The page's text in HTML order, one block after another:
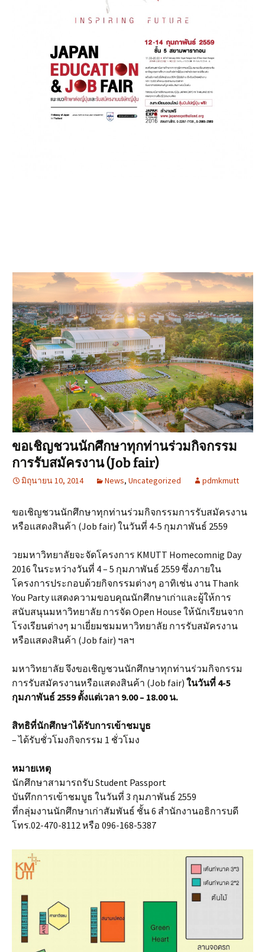
ขอเชิญชวนนักศึกษาทุกท่านร่วมกิจกรรม
การรับสมัครงาน (Job fair)
มิถุนายน 10, 2014 News, Uncategorized pdmkmutt
ขอเชิญชวนนักศึกษาทุกท่านร่วมกิจกรรมการรับสมัครงาน
หรือแสดงสินค้า (Job fair) ในวันที่ 4-5 กุมภาพันธ์ 2559
วยมหาวิทยาลัยจะจัดโครงการ KMUTT Homecomnig Day
2016 ในระหว่างวันที่ 4 – 5 กุมภาพันธ์ 2559 ซึ่งภายใน
โครงการประกอบด้วยกิจกรรมต่างๆ อาทิเช่น งาน Thank
You Party แสดงความขอบคุณนักศึกษาเก่าและผู้ให้การ
สนับสนุนมหาวิทยาลัย การจัด Open House ให้นักเรียนจาก
โรงเรียนต่างๆ มาเยี่ยมชมมหาวิทยาลัย การรับสมัครงาน
หรือแสดงสินค้า (Job fair) ฯลฯ
มหาวิทยาลัย จึงขอเชิญชวนนักศึกษาทุกท่านร่วมกิจกรรม
การรับสมัครงานหรือแสดงสินค้า (Job fair) ในวันที่ 4-5
กุมภาพันธ์ 2559 ตั้งแต่เวลา 9.00 – 18.00 น.
สิทธิที่นักศึกษาได้รับการเข้าชมบูธ
– ได้รับชั่วโมงกิจกรรม 1 ชั่วโมง
หมายเหตุ
นักศึกษาสามารถรับ Student Passport
บันทึกการเข้าชมบูธ ในวันที่ 3 กุมภาพันธ์ 2559
ที่กลุ่มงานนักศึกษาเก่าสัมพันธ์ ชั้น 6 สำนักงานอธิการบดี
โทร.02-470-8112 หรือ 096-168-5387